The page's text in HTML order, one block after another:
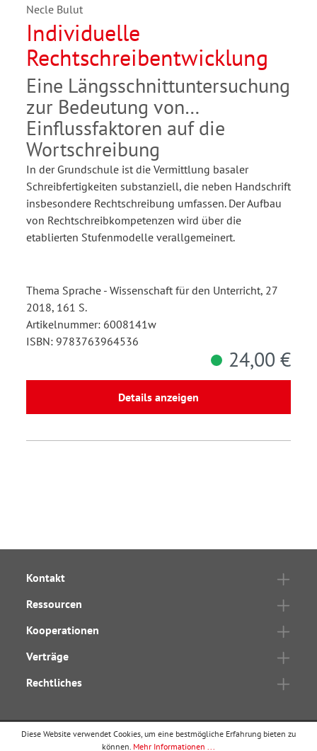
Necle Bulut
Individuelle
Rechtschreibentwicklung
Eine Längsschnittuntersuchung
zur Bedeutung von
Einflussfaktoren auf die
Wortschreibung
In der Grundschule ist die Vermittlung basaler
Schreibfertigkeiten substanziell, die neben Handschrift
insbesondere Rechtschreibung umfassen. Der Aufbau
von Rechtschreibkompetenzen wird über die
etablierten Stufenmodelle verallgemeinert.
Thema Sprache - Wissenschaft für den Unterricht, 27
2018, 161 S.
Artikelnummer: 6008141w
ISBN: 9783763964536
24,00 €
Details anzeigen
Kontakt
Ressourcen
Kooperationen
Verträge
Rechtliches
Diese Website verwendet Cookies, um eine bestmögliche Erfahrung bieten zu
können. Mehr Informationen ...